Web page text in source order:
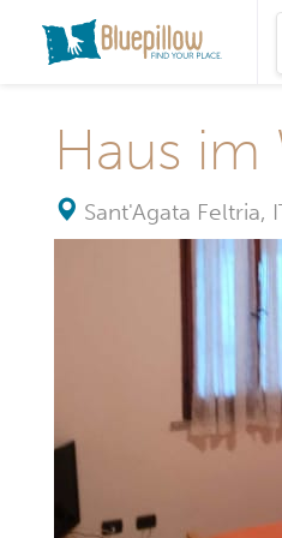
Haus im
Sant'Agata Feltria,